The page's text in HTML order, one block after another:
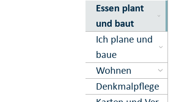
Essen plant
und baut
Ich plane und
baue
Wohnen
Denkmal­pflege